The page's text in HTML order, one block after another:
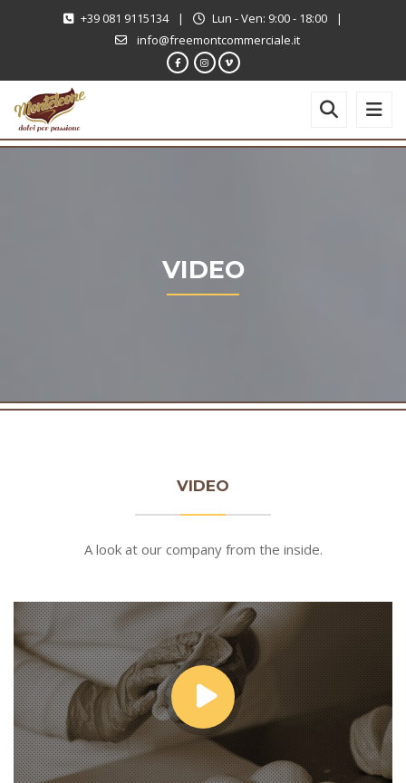
+39 081 9115134 | Lun - Ven: 9:00 - 18:00
|
info@freemontcommerciale.it
VIDEO
VIDEO
A look at our company from the inside.